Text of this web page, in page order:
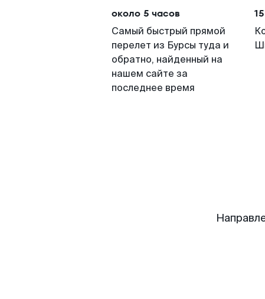
около 5 часов
Самый быстрый прямой
перелет из Бурсы туда и
обратно, найденный на
нашем сайте за
последнее время
15